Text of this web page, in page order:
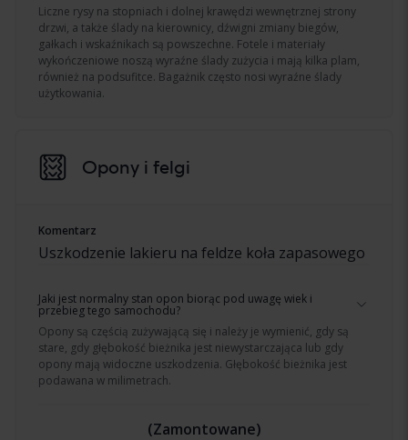
Liczne rysy na stopniach i dolnej krawędzi wewnętrznej strony
drzwi, a także ślady na kierownicy, dźwigni zmiany biegów,
gałkach i wskaźnikach są powszechne. Fotele i materiały
wykończeniowe noszą wyraźne ślady zużycia i mają kilka plam,
również na podsufitce. Bagażnik często nosi wyraźne ślady
użytkowania.
Opony i felgi
Komentarz
Uszkodzenie lakieru na feldze koła zapasowego
Jaki jest normalny stan opon biorąc pod uwagę wiek i
przebieg tego samochodu?
Opony są częścią zużywającą się i należy je wymienić, gdy są
stare, gdy głębokość bieżnika jest niewystarczająca lub gdy
opony mają widoczne uszkodzenia. Głębokość bieżnika jest
podawana w milimetrach.
(Zamontowane)